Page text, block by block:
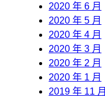
2020 年 6 月
2020 年 5 月
2020 年 4 月
2020 年 3 月
2020 年 2 月
2020 年 1 月
2019 年 11 月